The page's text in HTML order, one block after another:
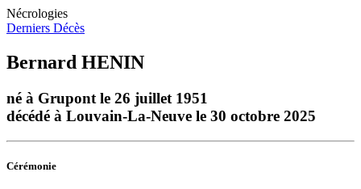
Nécrologies
Derniers Décès
Bernard HENIN
né à Grupont le 26 juillet 1951
décédé à Louvain-La-Neuve le 30 octobre 2025
Cérémonie